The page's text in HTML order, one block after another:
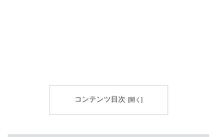
コンテンツ目次